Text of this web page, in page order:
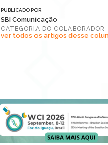
PUBLICADO POR
SBI Comunicação
CATEGORIA DO COLABORADOR
ver todos os artigos desse